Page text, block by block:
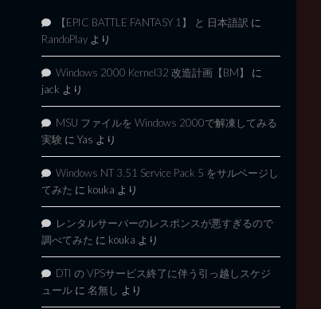
【EPIC BATTLE FANTASY 1】 と 日本語訳 に
RandoPlay より
Windows 2000 Kernel32 改造計画【BM】
に
jack より
MSU ファイルを Windows 2000で解凍してみる
実験 に Yas より
Windows NT 3.51 Service Pack 5 をサルベージし
てみた に kouka より
レンタルサーバーのレスポンスが悪すぎるので
調べてみた に kouka より
DTI の VPSサービス終了に伴う引っ越しスケジ
ュール に 名無し より